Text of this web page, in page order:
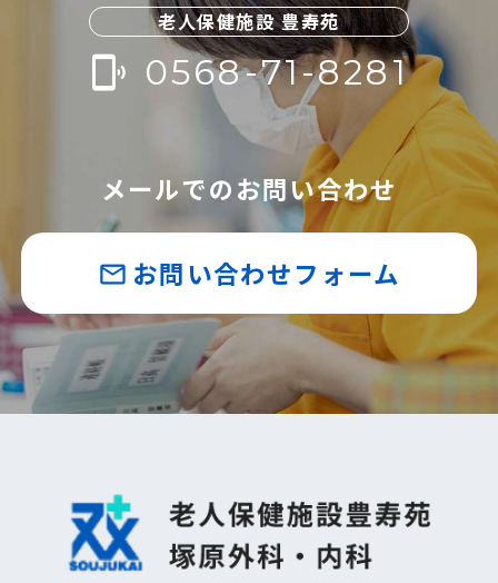
老人保健施設 豊寿苑
phonelink_ring 0568-71-8281
メールでのお問い合わせ
mail_outline お問い合わせフォーム